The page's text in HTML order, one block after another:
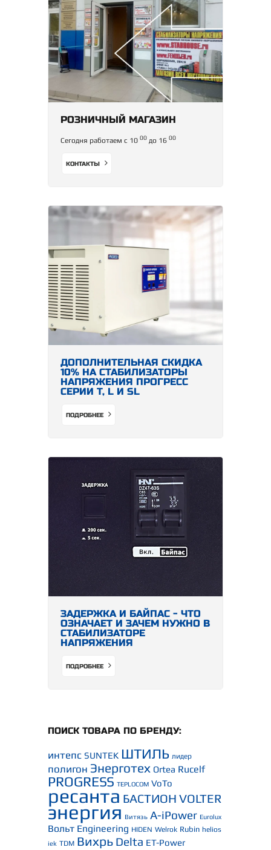
РОЗНИЧНЫЙ МАГАЗИН
Сегодня работаем с 10 00 до 16 00
КОНТАКТЫ
ДОПОЛНИТЕЛЬНАЯ СКИДКА
10% НА СТАБИЛИЗАТОРЫ
НАПРЯЖЕНИЯ ПРОГРЕСС
СЕРИИ Т, L И SL
ПОДРОБНЕЕ
ЗАДЕРЖКА И БАЙПАС - ЧТО
ОЗНАЧАЕТ И ЗАЧЕМ НУЖНО В
СТАБИЛИЗАТОРЕ
НАПРЯЖЕНИЯ
ПОДРОБНЕЕ
ПОИСК ТОВАРА ПО БРЕНДУ:
интепс SUNTEK ШТИЛЬ лидер
полигон Энерготех Ortea Rucelf
PROGRESS TEPLOCOM VoTo
ресанта БАСТИОН VOLTER
энергия Витязь A-iPower Eurolux
Вольт Engineering HIDEN Welrok Rubin helios
iek TDM Вихрь Delta ET-Power